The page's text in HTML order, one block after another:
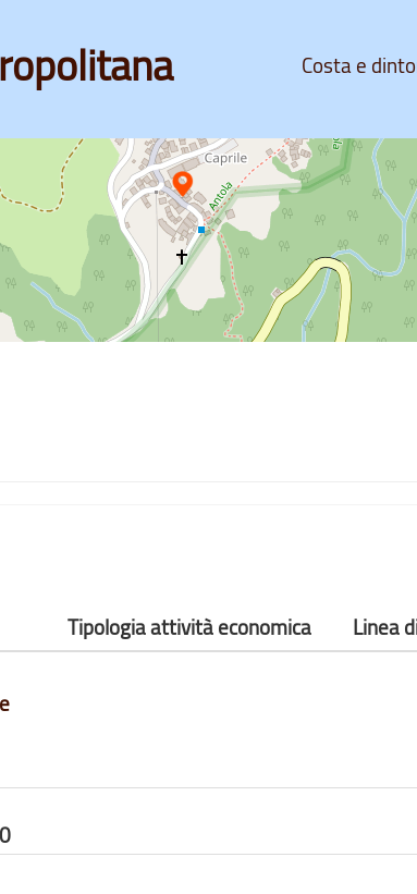
Costa e
Tipologia attività economica
Linea